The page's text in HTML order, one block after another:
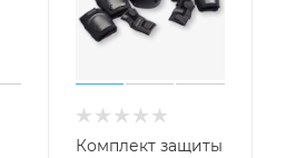
Комплект защиты